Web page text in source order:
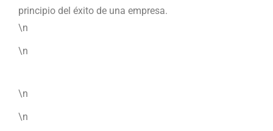
principio del éxito de una empresa.
\n
\n
\n
\n